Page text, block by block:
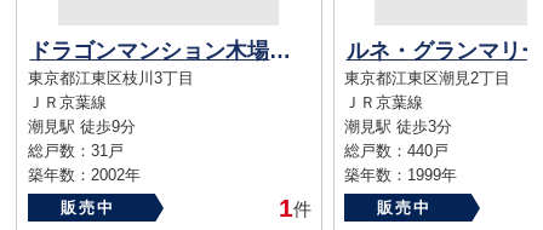
ドラゴンマンション木場弐番館
東京都江東区枝川3丁目
ＪＲ京葉線
潮見駅 徒歩9分
総戸数：31戸
築年数：2002年
販売中
1件
ルネ・グランマリ
東京都江東区潮見2丁目
ＪＲ京葉線
潮見駅 徒歩3分
総戸数：440戸
築年数：1999年
販売中